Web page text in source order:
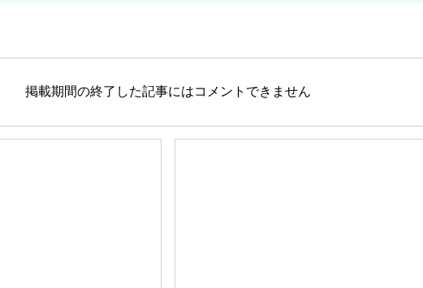
掲載期間の終了した記事にはコメントできません